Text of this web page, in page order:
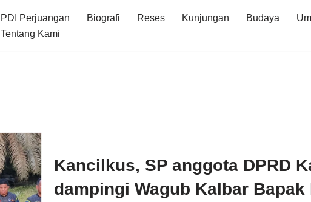
PDI Perjuangan Biografi Reses Kunjungan Budaya
Tentang Kami
Kancilkus, SP anggota DPRD
dampingi Wagub Kalbar